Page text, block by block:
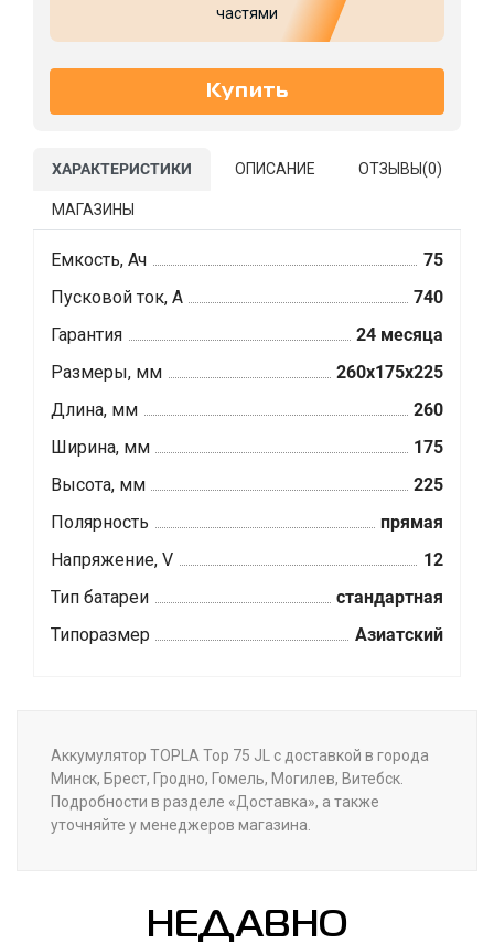
частями
ХАРАКТЕРИСТИКИ ОПИСАНИЕ ОТЗЫВЫ(0)
МАГАЗИНЫ
Емкость, Ач
75
Пусковой ток, А
740
Гарантия
24 месяца
Размеры, мм
260x175x225
Длина, мм
260
Ширина, мм
175
Высота, мм
225
Полярность
прямая
Напряжение, V
12
Тип батареи
стандартная
Типоразмер
Азиатский
Аккумулятор TOPLA Top 75 JL с доставкой в города
Минск, Брест, Гродно, Гомель, Могилев, Витебск.
Подробности в разделе «Доставка», а также
уточняйте у менеджеров магазина.
НЕДАВНО